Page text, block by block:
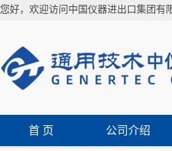
您好，欢迎访问中国仪器进出口集团有
首 页 公司介绍